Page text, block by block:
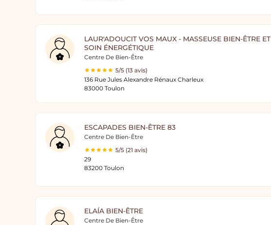
LAUR'ADOUCIT VOS MAUX - MASSEUSE BIEN-ÊTRE ET
SOIN ÉNERGÉTIQUE
Centre De Bien-Être
5/5 (13 avis)
136 Rue Jules Alexandre Rénaux Charleux
83000 Toulon
ESCAPADES BIEN-ÊTRE 83
Centre De Bien-Être
5/5 (21 avis)
29
83200 Toulon
ELAÍA BIEN-ÊTRE
Centre De Bien-Être